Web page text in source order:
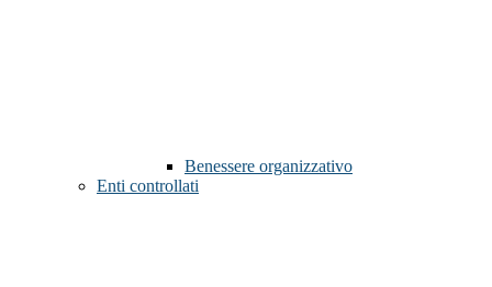
Benessere organizzativo
Enti controllati